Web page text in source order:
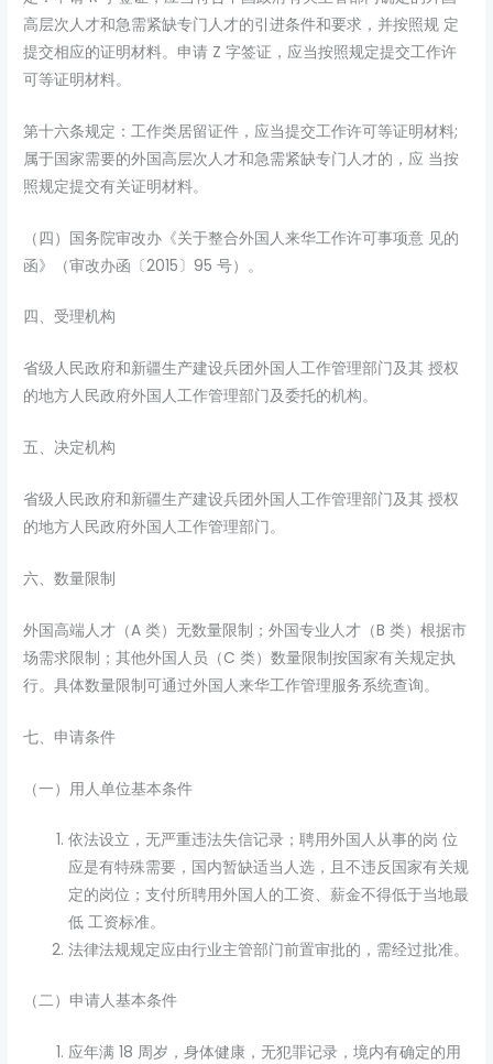
高层次人才和急需紧缺专门人才的引进条件和要求，并按照规 定
提交相应的证明材料。申请 Z 字签证，应当按照规定提交工作许
可等证明材料。
第十六条规定：工作类居留证件，应当提交工作许可等证明材料;
属于国家需要的外国高层次人才和急需紧缺专门人才的，应 当按
照规定提交有关证明材料。
（四）国务院审改办《关于整合外国人来华工作许可事项意 见的
函》（审改办函〔2015〕95 号）。
四、受理机构
省级人民政府和新疆生产建设兵团外国人工作管理部门及其 授权
的地方人民政府外国人工作管理部门及委托的机构。
五、决定机构
省级人民政府和新疆生产建设兵团外国人工作管理部门及其 授权
的地方人民政府外国人工作管理部门。
六、数量限制
外国高端人才（A 类）无数量限制；外国专业人才（B 类）根据市
场需求限制；其他外国人员（C 类）数量限制按国家有关规定执
行。具体数量限制可通过外国人来华工作管理服务系统查询。
七、申请条件
（一）用人单位基本条件
依法设立，无严重违法失信记录；聘用外国人从事的岗 位
应是有特殊需要，国内暂缺适当人选，且不违反国家有关规
定的岗位；支付所聘用外国人的工资、薪金不得低于当地最
低 工资标准。
法律法规规定应由行业主管部门前置审批的，需经过批准。
（二）申请人基本条件
应年满 18 周岁，身体健康，无犯罪记录，境内有确定的用